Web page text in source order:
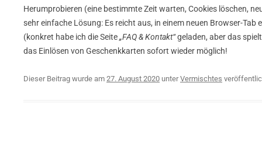
Herumprobieren (eine bestimmte Zeit warten, Cookies löschen,
sehr einfache Lösung: Es reicht aus, in einem neuen Browser-Tab
(konkret habe ich die Seite„FAQ & Kontakt“geladen, aber das
das Einlösen von Geschenkkarten sofort wieder möglich!
Dieser Beitrag wurde am 27. August 2020 unterVermischtes